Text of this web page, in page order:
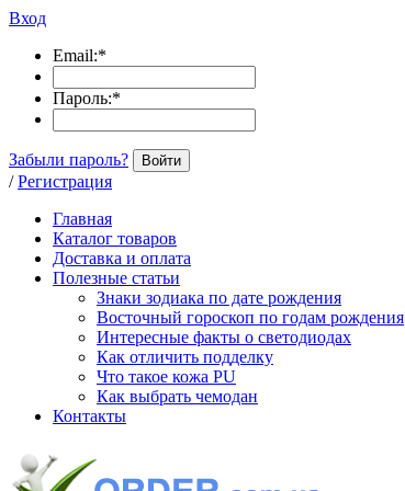
Вход
Email:*
Пароль:*
Забыли пароль? Войти
/ Регистрация
Главная
Каталог товаров
Доставка и оплата
Полезные статьи
Знаки зодиака по дате рождения
Восточный гороскоп по годам рождения
Интересные факты о светодиодах
Как отличить подделку
Что такое кожа PU
Как выбрать чемодан
Контакты